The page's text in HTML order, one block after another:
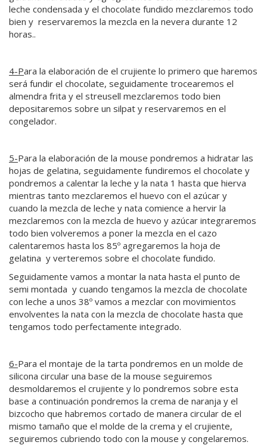
leche condensada y el chocolate fundido mezclaremos todo
bien y reservaremos la mezcla en la nevera durante 12
horas..
4-Para la elaboración de el crujiente lo primero que haremos
será fundir el chocolate, seguidamente trocearemos el
almendra frita y el streusell mezclaremos todo bien
depositaremos sobre un silpat y reservaremos en el
congelador.
5-Para la elaboración de la mouse pondremos a hidratar las
hojas de gelatina, seguidamente fundiremos el chocolate y
pondremos a calentar la leche y la nata 1 hasta que hierva
mientras tanto mezclaremos el huevo con el azúcar y
cuando la mezcla de leche y nata comience a hervir la
mezclaremos con la mezcla de huevo y azúcar integraremos
todo bien volveremos a poner la mezcla en el cazo
calentaremos hasta los 85º agregaremos la hoja de
gelatina y verteremos sobre el chocolate fundido.
Seguidamente vamos a montar la nata hasta el punto de
semi montada y cuando tengamos la mezcla de chocolate
con leche a unos 38º vamos a mezclar con movimientos
envolventes la nata con la mezcla de chocolate hasta que
tengamos todo perfectamente integrado.
6-Para el montaje de la tarta pondremos en un molde de
silicona circular una base de la mouse seguiremos
desmoldaremos el crujiente y lo pondremos sobre esta
base a continuación pondremos la crema de naranja y el
bizcocho que habremos cortado de manera circular de el
mismo tamaño que el molde de la crema y el crujiente,
seguiremos cubriendo todo con la mouse y congelaremos.